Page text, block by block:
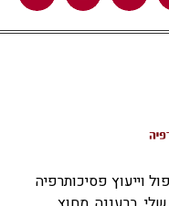
וייעוץ פסיכותרפיה